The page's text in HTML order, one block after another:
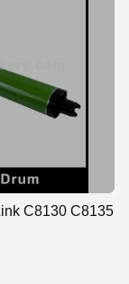
C8130 C8135